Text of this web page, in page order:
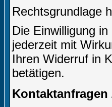
Rechtsgrundlage
Die Einwilligung
jederzeit mit
Ihren Widerruf in
betätigen.